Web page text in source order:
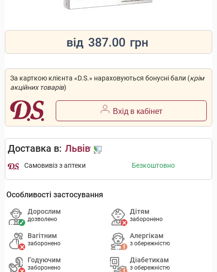
від 387.00 грн
За карткою клієнта «D.S.» нараховуються бонусні бали (крім
акційних товарів)
Вхід в кабінет
Доставка в: Львів
Самовивіз з аптеки Безкоштовно
Особливості застосування
Дорослим
дозволено
Дітям
заборонено
Вагітним
заборонено
Алергікам
з обережністю
Годуючим
заборонено
Діабетикам
з обережністю